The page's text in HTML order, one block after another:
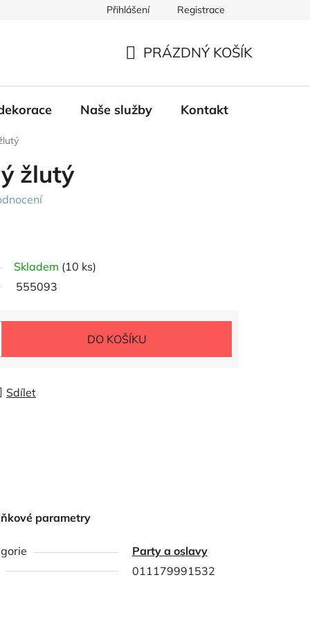
Přihlášení Registrace
KOŠÍK
PRÁZDNÝ KOŠÍK
Naše služby Kontakt
žlutý
Skladem (10 ks)
555093
DO KOŠÍKU
Sdílet
parametry
Party a oslavy
011179991532